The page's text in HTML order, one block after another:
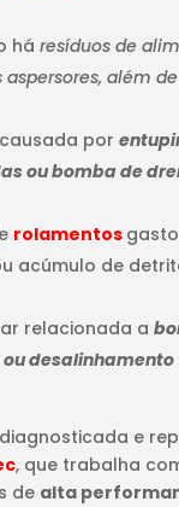
há resíduos de
além
por
ou bomba de
rolamentos
acúmulo de
relacionada a
desalinhamento
e
, que trabalha
de alta